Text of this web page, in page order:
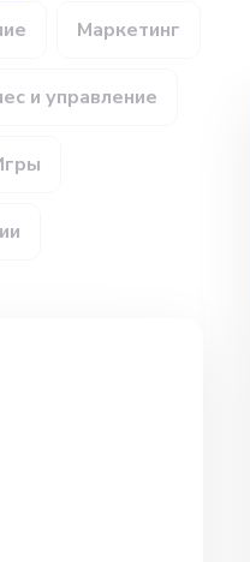
Маркетинг
и управление